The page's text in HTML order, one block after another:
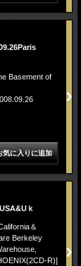
Basement of
ｋ
＆
Berkeley
R)]